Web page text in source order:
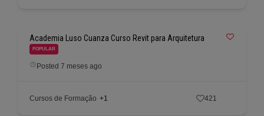
Academia Luso Cuanza Curso Revit para Arquitetura
POPULAR
Posted 7 meses ago
Cursos de Formação +1 421